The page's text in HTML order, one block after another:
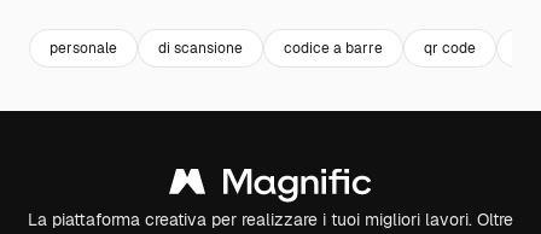
personale di scansione codice a barre qr code
La piattaforma creativa per realizzare i tuoi migliori lavori. Oltre